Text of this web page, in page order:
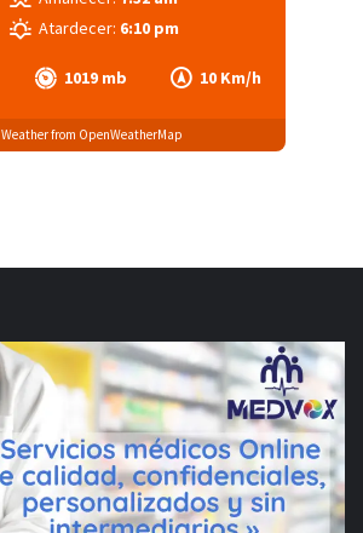
1019 mb 10 Km/h
Atardecer: 6:10 pm
Weather from OpenWeatherMap